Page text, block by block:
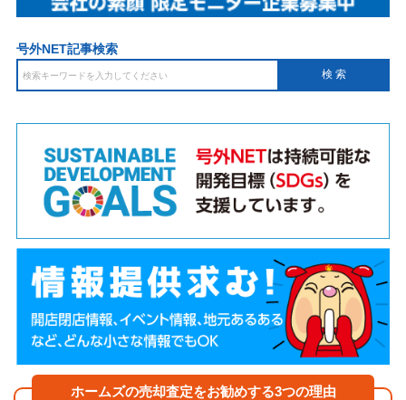
号外NET記事検索
ホームズの売却査定をお勧めする3つの理由